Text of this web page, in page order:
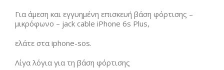
Για άμεση και εγγυημένη επισκευή βάση φόρτισης –
μικρόφωνο – jack cable iPhone 6s Plus,
ελάτε στα iphone-sos.
Λίγα λόγια για τη βάση φόρτισης